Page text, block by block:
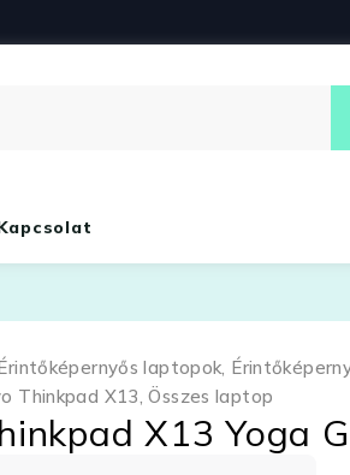
laptopok,
Thinkpad X13,Összes laptop
X13 Yoga